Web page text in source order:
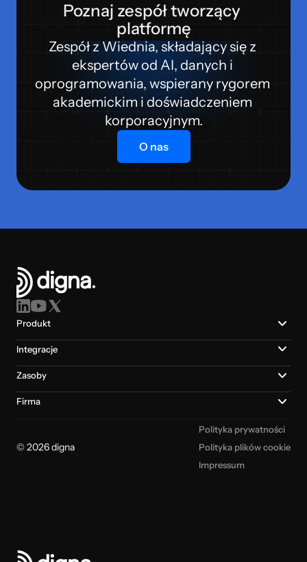
Poznaj zespół tworzący
platformę
Zespół z Wiednia, składający się z
ekspertów od AI, danych i
oprogramowania, wspierany rygorem
akademickim i doświadczeniem
korporacyjnym.
O nas
Produkt
Integracje
Zasoby
Firma
© 2026 digna
Polityka prywatności
Polityka plików cookie
Impressum